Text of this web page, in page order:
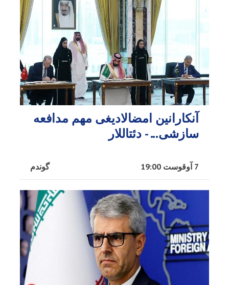
آنکارانین امضالادیغی مهم مدافعه
سازشی... - دئتاللار
گوندم 7 آوقوست 19:00